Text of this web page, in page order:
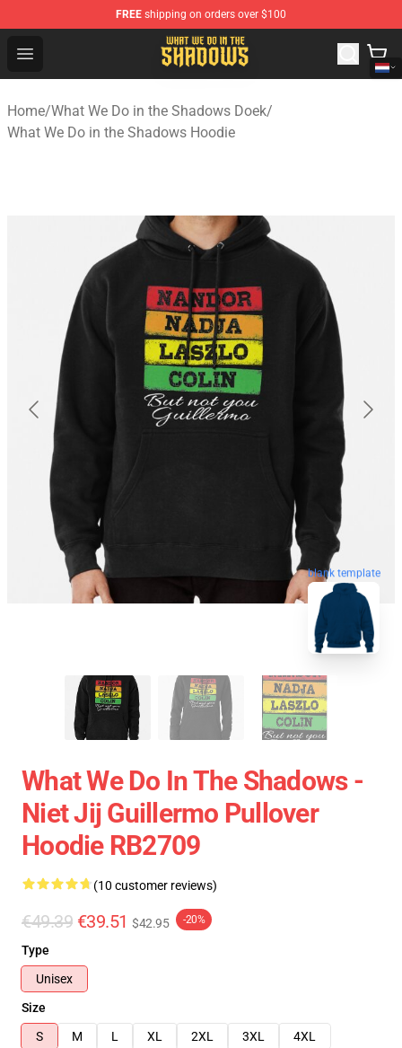
FREE shipping on orders over $100
Open menu
What We Do in the Shadows Shop - Official What We
Home/What We Do in the Shadows Doek/
What We Do in the Shadows Hoodie
blank template
What We Do In The Shadows -
Niet Jij Guillermo Pullover
Hoodie RB2709
(10 customer reviews)
€49.39 €39.51 $42.95 -20%
Type
Unisex
Size
S
M L XL 2XL 3XL
4XL